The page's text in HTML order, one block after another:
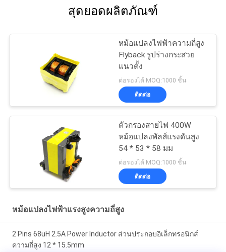
สุดยอดผลิตภัณฑ์
หม้อแปลงไฟฟ้าความถี่สูง
Flyback รูปร่างกระสวย
แนวตั้ง
ต่อรองได้ MOQ:1000 ชิ้น
ติดต่อ
ตัวกรองสายไฟ 400W
หม้อแปลงพัลส์แรงดันสูง
54 * 53 * 58 มม
ต่อรองได้ MOQ:1000 ชิ้น
ติดต่อ
หม้อแปลงไฟฟ้าแรงสูงความถี่สูง
2 Pins 68uH 2.5A Power Inductor ส่วนประกอบอิเล็กทรอนิกส์
ความถี่สูง 12 * 15.5mm